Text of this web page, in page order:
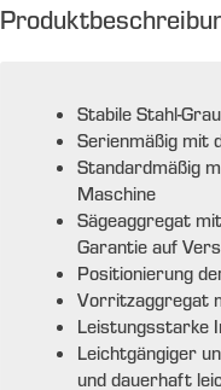
Stabile Stahl-
Serienmäßig mit
Standardmäßig
Maschine
Sägeaggregat
Garantie auf
Positionierung
Vorritzaggregat
Leistungsstarke
Leichtgängiger
und dauerhaft